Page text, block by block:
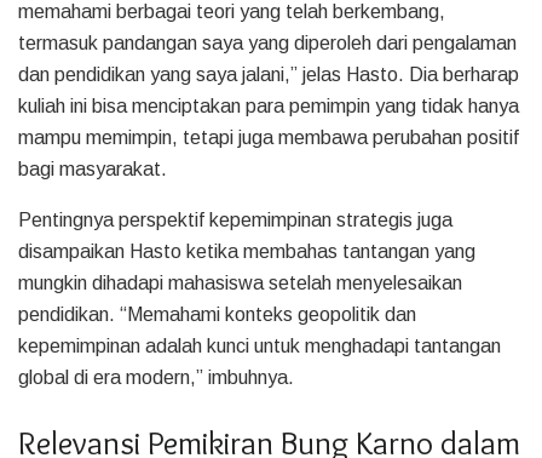
memahami berbagai teori yang telah berkembang,
termasuk pandangan saya yang diperoleh dari pengalaman
dan pendidikan yang saya jalani,” jelas Hasto. Dia berharap
kuliah ini bisa menciptakan para pemimpin yang tidak hanya
mampu memimpin, tetapi juga membawa perubahan positif
bagi masyarakat.
Pentingnya perspektif kepemimpinan strategis juga
disampaikan Hasto ketika membahas tantangan yang
mungkin dihadapi mahasiswa setelah menyelesaikan
pendidikan. “Memahami konteks geopolitik dan
kepemimpinan adalah kunci untuk menghadapi tantangan
global di era modern,” imbuhnya.
Relevansi Pemikiran Bung Karno dalam